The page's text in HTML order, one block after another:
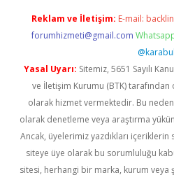
Reklam ve İletişim: E-mail:
forumhizmeti@gmail.com
@karabul
Yasal Uyarı: Sitemiz, 5651 Sayılı
ve İletişim Kurumu (BTK) tarafından
olarak hizmet vermektedir. Bu
olarak denetleme veya araştırma
Ancak, üyelerimiz yazdıkları
siteye üye olarak bu sorumluluğu
sitesi, herhangi bir marka, kurum veya